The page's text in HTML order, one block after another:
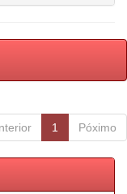
1 Póximo